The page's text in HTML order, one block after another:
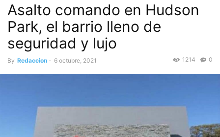
Asalto comando en Hudson
Park, el barrio lleno de
seguridad y lujo
By Redaccion - 6 octubre, 2021 0
1214